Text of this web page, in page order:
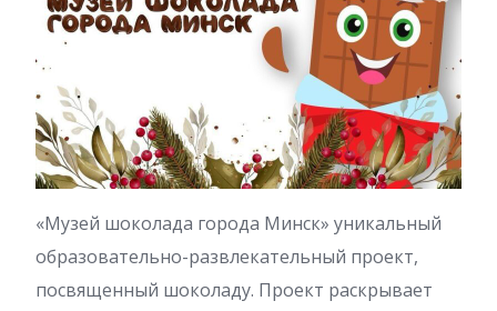
«Музей шоколада города Минск» уникальный
образовательно-развлекательный проект,
посвященный шоколаду. Проект раскрывает